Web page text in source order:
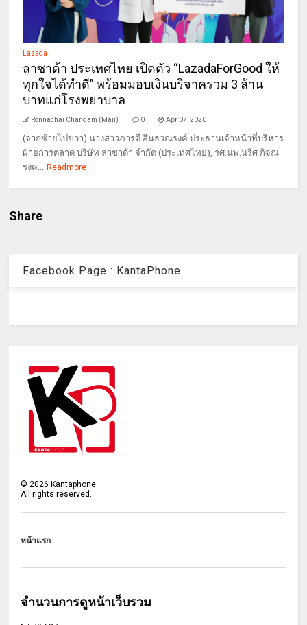
Lazada
ลาซาด้า ประเทศไทย เปิดตัว “LazadaForGood ให้
ทุกใจได้ทำดี” พร้อมมอบเงินบริจาครวม 3 ล้าน
บาทแก่โรงพยาบาล
Ronnachai Chandam (Maii) 0 Apr 07, 2020
(จากซ้ายไปขวา) นางสาวภารดี สินธวณรงค์ ประธานเจ้าหน้าที่บริหาร
ฝ่ายการตลาด บริษัท ลาซาด้า จำกัด (ประเทศไทย), รศ.นพ.นริศ กิจณ
รงค...
Readmore
Share
Facebook Page : KantaPhone
©2026 Kantaphone
All rights reserved.
หน้าแรก
จำนวนการดูหน้าเว็บรวม